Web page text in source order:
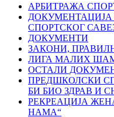
АРБИТРАЖА
ДОКУМЕНТАЦИЈА
СПОРТСКОГ
ДОКУМЕНТИ
ЗАКОНИ,
ЛИГА МАЛИХ
ОСТАЛИ
ПРЕДШКОЛСКИ
БИ БИО ЗДРАВ И
РЕКРЕАЦИЈА
НАМА“